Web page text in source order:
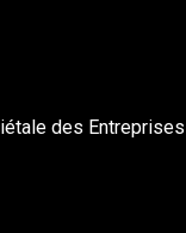
des Entreprises